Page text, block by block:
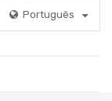
Português